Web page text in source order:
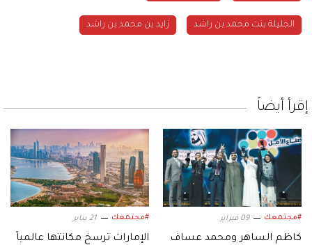
الجليلة بنت محمد بن راشد زايد بن محمد بن راشد
إقرأ أيضاً
#مجتمعك 09 فبراير
كاظم الساهر ومحمد عساف
#مجتمعك 21 يناير
الإمارات ترسخ مكانتها عالمياً